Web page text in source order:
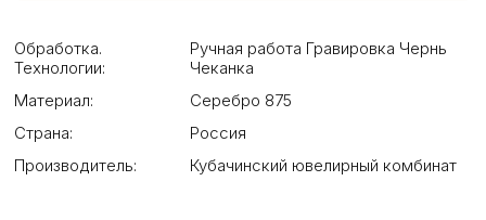
Обработка.
Технологии:
Ручная работа Гравировка Чернь
Чеканка
Материал:
Серебро 875
Страна:
Россия
Производитель:
Кубачинский ювелирный комбинат